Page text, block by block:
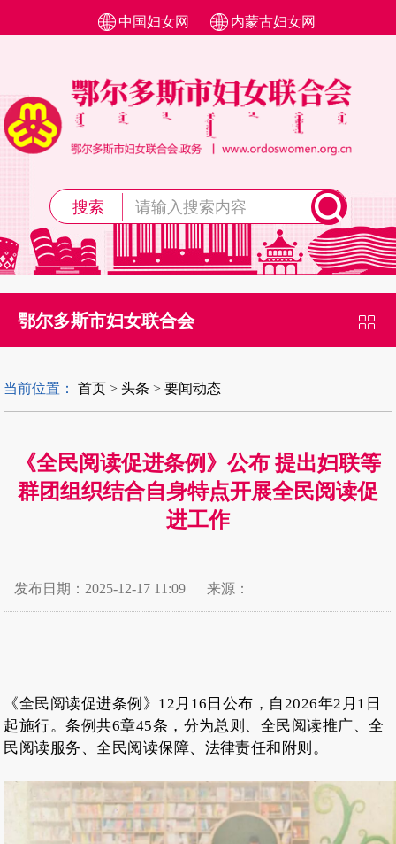
中国妇女网 内蒙古妇女网
搜索
鄂尔多斯市妇女联合会
当前位置： 首页 >头条 >要闻动态
《全民阅读促进条例》公布 提出妇联等
群团组织结合自身特点开展全民阅读促
进工作
发布日期：2025-12-17 11:09 来源：
《全民阅读促进条例》 12月16日公布，自2026年2月1日
起施行。条例共6章45条，分为总则、全民阅读推广、全
民阅读服务、全民阅读保障、法律责任和附则。